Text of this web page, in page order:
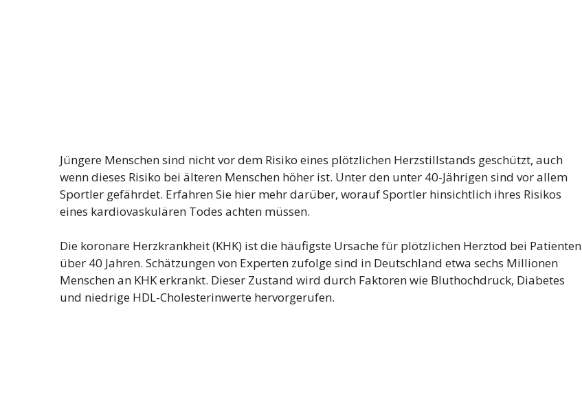
Jüngere Menschen sind nicht vor dem Risiko eines plötzlichen Herzstillstands geschützt, auch
wenn dieses Risiko bei älteren Menschen höher ist. Unter den unter 40-Jährigen sind vor allem
Sportler gefährdet. Erfahren Sie hier mehr darüber, worauf Sportler hinsichtlich ihres Risikos
eines kardiovaskulären Todes achten müssen.
Die koronare Herzkrankheit (KHK) ist die häufigste Ursache für plötzlichen Herztod bei Patienten
über 40 Jahren. Schätzungen von Experten zufolge sind in Deutschland etwa sechs Millionen
Menschen an KHK erkrankt. Dieser Zustand wird durch Faktoren wie Bluthochdruck, Diabetes
und niedrige HDL-Cholesterinwerte hervorgerufen.